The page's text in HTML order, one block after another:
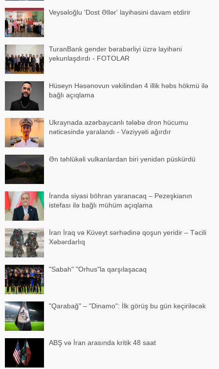
Veysəloğlu 'Dost Əllər' layihəsini davam etdirir
TuranBank gender bərabərliyi üzrə layihəni
yekunlaşdırdı - FOTOLAR
Hüseyn Həsənovun vəkilindən 4 illik həbs hökmü ilə
bağlı açıqlama
Ukraynada azərbaycanlı tələbə dron hücumu
nəticəsində yaralandı - Vəziyyəti ağırdır
Ən təhlükəli vulkanlardan biri yenidən püskürdü
İranda siyasi böhran yaranacaq – Pezeşkianın
istefası ilə bağlı mühüm açıqlama
İran İraq və Küveyt sərhədinə qoşun yeridir – Təcili
Xəbərdarlıq
"Sabah" "Orhus"la qarşılaşacaq
"Qarabağ" – "Dinamo": İlk görüş bu gün keçiriləcək
ABŞ və İran arasında kritik 48 saat